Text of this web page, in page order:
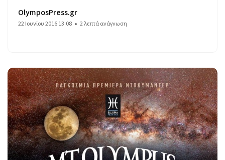
OlymposPress.gr
22 Ιουνίου 2016 13:08 2 λεπτά ανάγνωση